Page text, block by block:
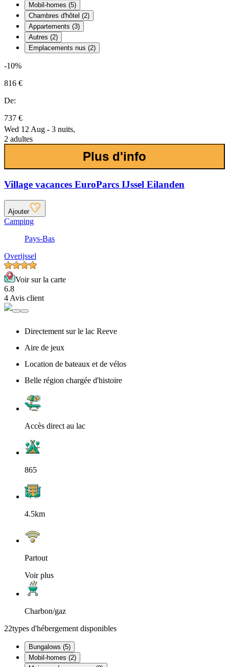
Mobil-homes (5)
Chambres d'hôtel (2)
Appartements (3)
Autres (2)
Emplacements nus (2)
-10%
816 €
De:
737 €
Wed 12 Aug - 3 nuits,
2 adultes
Plus d'info
Village vacances EuroParcs IJssel Eilanden
Ajouter
Camping
Pays-Bas
Overijssel
Voir sur la carte
6.8
4 Avis client
Directement sur le lac Reeve
Aire de jeux
Location de bateaux et de vélos
Belle région chargée d'histoire
Accès direct au lac
865
4.5km
Partout
Voir plus
Charbon/gaz
22types d'hébergement disponibles
Bungalows (5)
Mobil-homes (2)